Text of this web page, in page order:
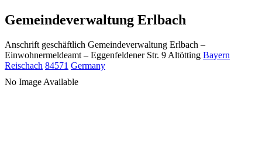
Gemeindeverwaltung Erlbach
Anschrift geschäftlich Gemeindeverwaltung Erlbach –
Einwohnermeldeamt – Eggenfeldener Str. 9 Altötting Bayern
Reischach 84571 Germany
No Image Available